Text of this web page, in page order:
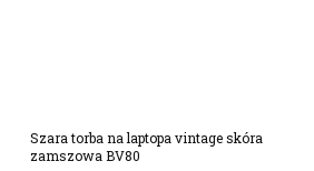
Szara torba na laptopa vintage skóra
zamszowa BV80